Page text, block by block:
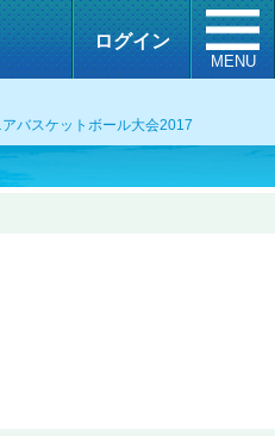
ログイン
MENU
バスケットボール大会2017